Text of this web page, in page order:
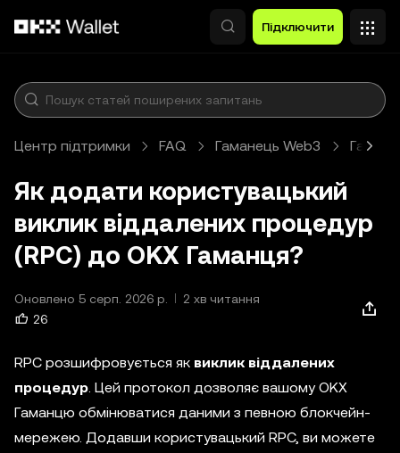
Підключити
Центр підтримки FAQ Гаманець Web3
Як додати користувацький
виклик віддалених процедур
(RPC) до OKX Гаманця?
Оновлено 5 серп. 2026 р.
2 хв читання
26
RPC розшифровується як виклик віддалених
процедур. Цей протокол дозволяє вашому OKX
Гаманцю обмінюватися даними з певною блокчейн-
мережею. Додавши користувацький RPC, ви можете